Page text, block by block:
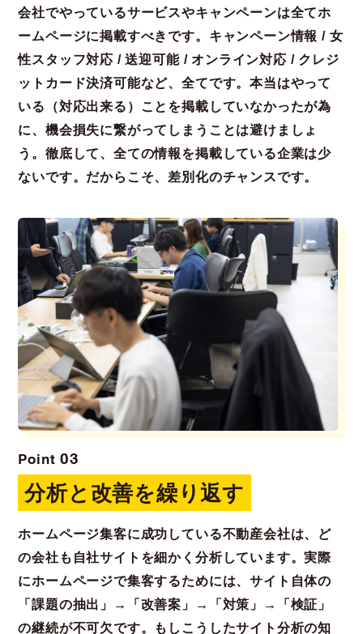
会社でやっているサービスやキャンペーンは全てホ
ームページに掲載すべきです。キャンペーン情報 / 女
性スタッフ対応 / 送迎可能 / オンライン対応 / クレジ
ットカード決済可能など、全てです。本当はやって
いる（対応出来る）ことを掲載していなかったが為
に、機会損失に繋がってしまうことは避けましょ
う。徹底して、全ての情報を掲載している企業は少
ないです。だからこそ、差別化のチャンスです。
Point03
分析と改善を繰り返す
ホームページ集客に成功している不動産会社は、ど
の会社も自社サイトを細かく分析しています。実際
にホームページで集客するためには、サイト自体の
「課題の抽出」→「改善案」→「対策」→「検証」
の継続が不可欠です。もしこうしたサイト分析の知